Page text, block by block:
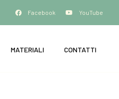
Facebook YouTube
MATERIALI CONTATTI